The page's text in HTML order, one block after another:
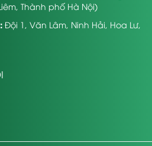
Thành phố Hà Nội)
Đội 1, Văn Lâm, Ninh Hải, Hoa Lư,